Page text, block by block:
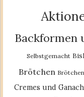
Backformen
Selbstgemacht
Brötchen Brötchen
Cremes und